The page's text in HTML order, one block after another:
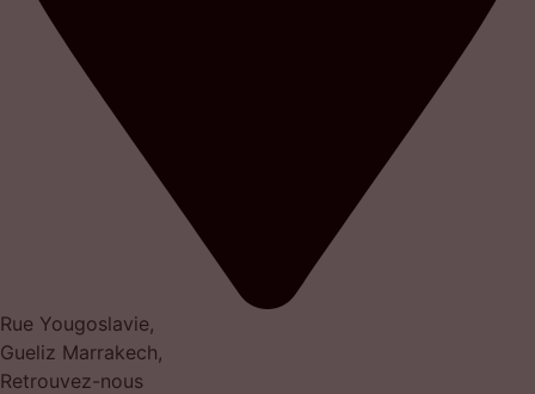
Rue Yougoslavie,
Gueliz Marrakech,
Retrouvez-nous